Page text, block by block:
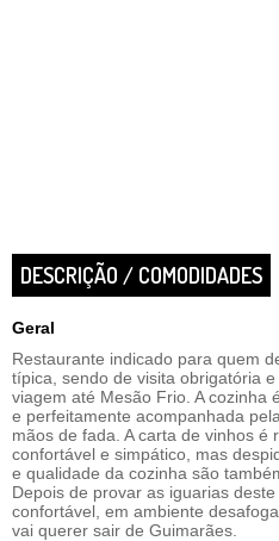
DESCRIÇÃO / COMODIDADES
Geral
Restaurante indicado para quem
típica, sendo de visita obrigatória
viagem até Mesão Frio. A cozinha
e perfeitamente acompanhada
mãos de fada. A carta de vinhos é
confortável e simpático, mas
e qualidade da cozinha são
Depois de provar as iguarias
confortável, em ambiente
vai querer sair de Guimarães.